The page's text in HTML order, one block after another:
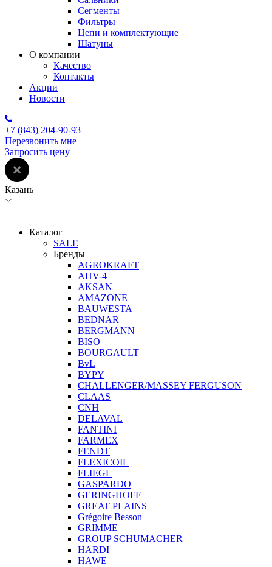
Сегменты
Фильтры
Цепи и комплектующие
Шатуны
О компании
Качество
Контакты
Акции
Новости
+7 (843) 204-90-93
Перезвонить мне
Запросить цену
Казань
Каталог
SALE
Бренды
AGROKRAFT
AHV-4
AKSAN
AMAZONE
BAUWESTA
BEDNAR
BERGMANN
BISO
BOURGAULT
BvL
BYPY
CHALLENGER/MASSEY FERGUSON
CLAAS
CNH
DELAVAL
FANTINI
FARMEX
FENDT
FLEXICOIL
FLIEGL
GASPARDO
GERINGHOFF
GREAT PLAINS
Grégoire Besson
GRIMME
GROUP SCHUMACHER
HARDI
HAWE